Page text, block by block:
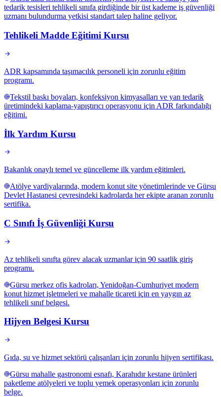
tedarik tesisleri tehlikeli sınıfa girdiğinde bir üst kademe iş güvenliği
uzmanı bulundurma yetkisi standart talep haline geliyor.
Tehlikeli Madde Eğitimi Kursu
ADR kapsamında taşımacılık personeli için zorunlu eğitim
programı.
Tekstil baskı boyaları, konfeksiyon kimyasalları ve yan tedarik
üretimindeki kaplama-yapıştırıcı operasyonu için ADR farkındalığı
eğitimi.
İlk Yardım Kursu
Bakanlık onaylı temel ve güncelleme ilk yardım eğitimleri.
Atölye vardiyalarında, modern konut site yönetimlerinde ve Gürsu
Devlet Hastanesi çevresindeki kadrolarda her ekipte aranan zorunlu
sertifika.
C Sınıfı İş Güvenliği Kursu
Az tehlikeli sınıfta görev alacak uzmanlar için 90 saatlik giriş
programı.
Gürsu merkez ofis kadroları, Yenidoğan-Cumhuriyet modern
konut hizmet işletmeleri ve mahalle ticareti için en yaygın az
tehlikeli sınıf belgesi.
Hijyen Belgesi Kursu
Gıda, su ve hizmet sektörü çalışanları için zorunlu hijyen sertifikası.
Gürsu mahalle gastronomi esnafı, Karahıdır kestane ürünleri
paketleme atölyeleri ve toplu yemek operasyonları için zorunlu
belge.